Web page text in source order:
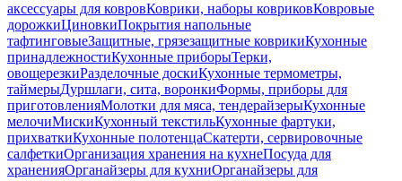
аксессуары для ковровКоврики, наборы ковриковКовровые
дорожкиЦиновкиПокрытия напольные
тафтинговыеЗащитные, грязезащитные коврикиКухонные
принадлежностиКухонные приборыТерки,
овощерезкиРазделочные доскиКухонные термометры,
таймерыДуршлаги, сита, воронкиФормы, приборы для
приготовленияМолотки для мяса, тендерайзерыКухонные
мелочиМискиКухонный текстильКухонные фартуки,
прихваткиКухонные полотенцаСкатерти, сервировочные
салфеткиОрганизация хранения на кухнеПосуда для
храненияОрганайзеры для кухниОрганайзеры для